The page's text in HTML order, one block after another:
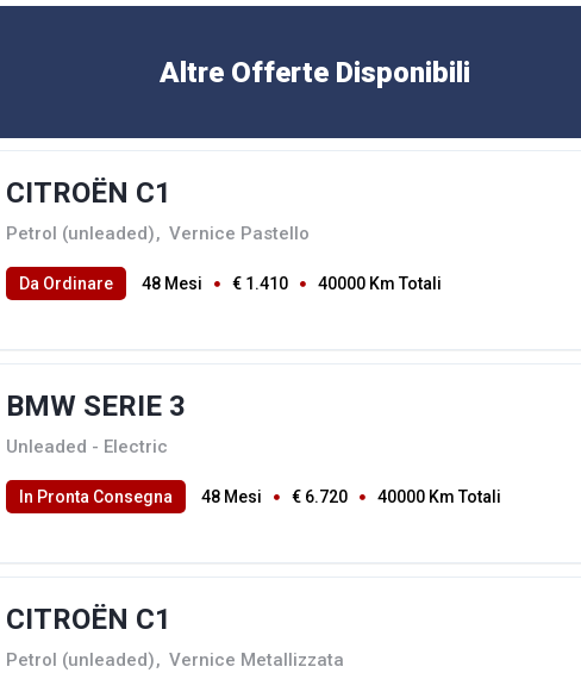
Altre Offerte Disponibili
CITROËN C1
Petrol (unleaded), Vernice Pastello
Da Ordinare 48 Mesi € 1.410 40000 Km Totali
BMW SERIE 3
Unleaded - Electric
In Pronta Consegna 48 Mesi € 6.720 40000 Km Totali
CITROËN C1
Petrol (unleaded), Vernice Metallizzata